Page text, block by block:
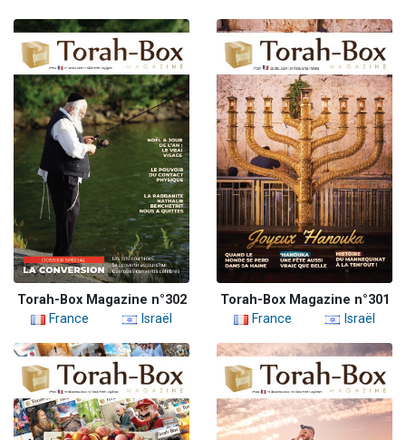
Torah-Box Magazine n°302
France
Israël
Torah-Box Magazine n°301
France
Israël